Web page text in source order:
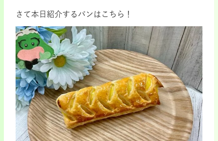
さて本日紹介するパンはこちら！